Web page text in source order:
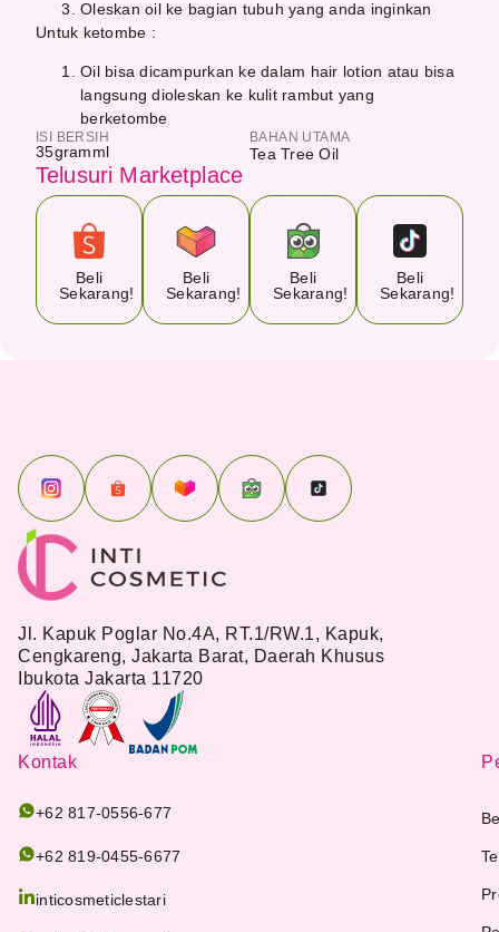
Oleskan oil ke bagian tubuh yang anda inginkan
Untuk ketombe :
Oil bisa dicampurkan ke dalam hair lotion atau bisa
langsung dioleskan ke kulit rambut yang
berketombe
ISI BERSIH
35gramml
BAHAN UTAMA
Tea Tree Oil
Telusuri Marketplace
Beli
Sekarang!
Beli
Sekarang!
Beli
Sekarang!
Beli
Sekarang!
Jl. Kapuk Poglar No.4A, RT.1/RW.1, Kapuk,
Cengkareng, Jakarta Barat, Daerah Khusus
Ibukota Jakarta 11720
Kontak
+62 817-0556-677
+62 819-0455-6677
inticosmeticlestari